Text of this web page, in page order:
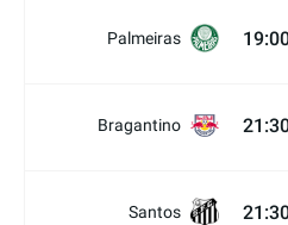
Palmeiras
Bragantino
Santos